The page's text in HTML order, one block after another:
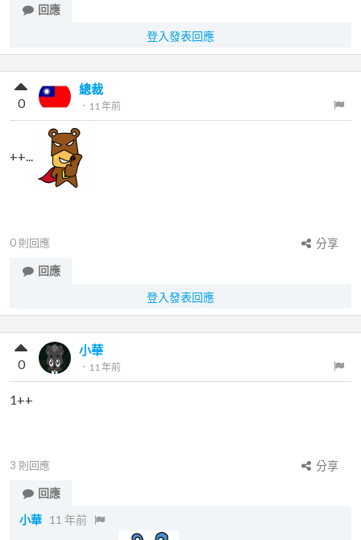
回應
登入發表回應
總裁
． 11 年前
0
++...
0 則回應
分享
回應
登入發表回應
小華
． 11 年前
0
1++
3 則回應
分享
回應
小華 11 年前